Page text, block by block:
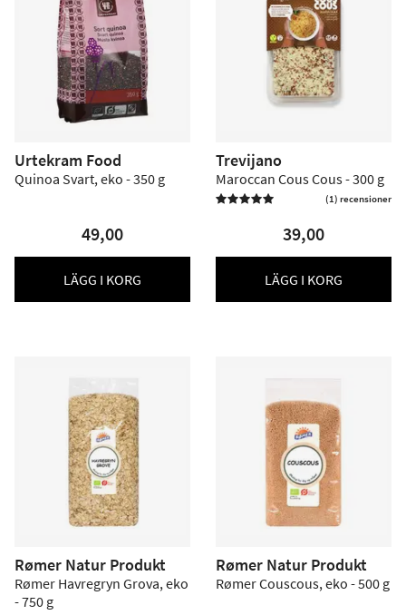
Urtekram Food
Quinoa Svart, eko - 350 g
49,00
LÄGG I KORG
Trevijano
Maroccan Cous Cous - 300 g
 (1) recensioner
39,00
LÄGG I KORG
Rømer Natur Produkt
Rømer Havregryn Grova, eko
- 750 g
Rømer Natur Produkt
Rømer Couscous, eko - 500 g